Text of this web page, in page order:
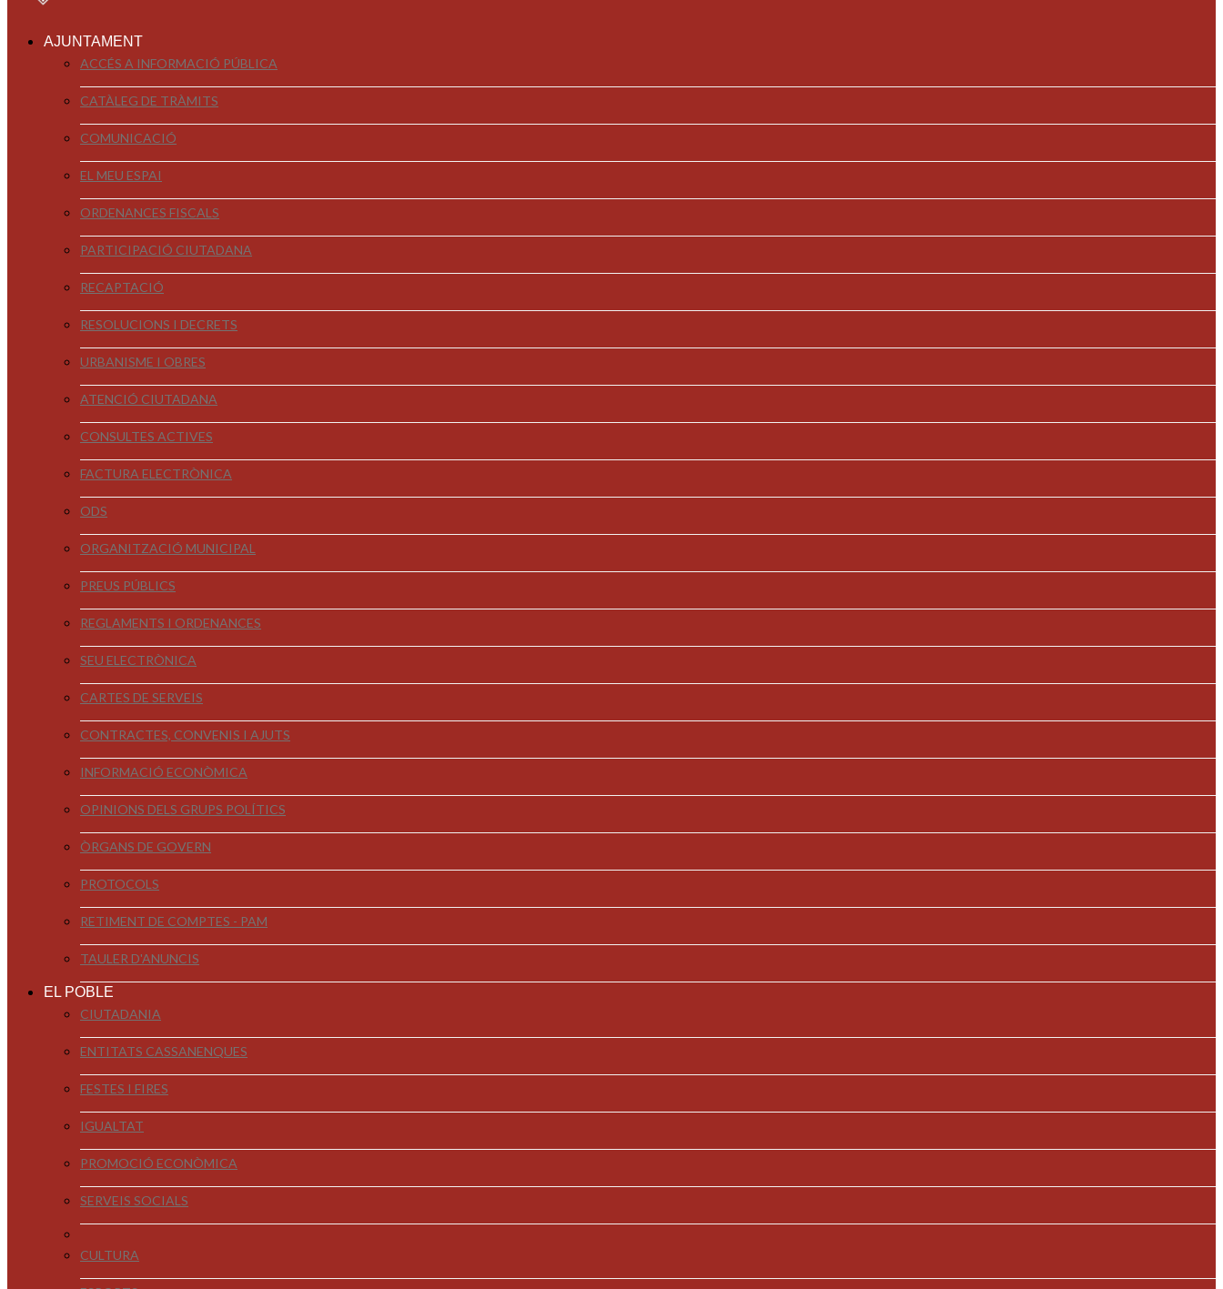
AJUNTAMENT
ACCÉS A INFORMACIÓ PÚBLICA
CATÀLEG DE TRÀMITS
COMUNICACIÓ
EL MEU ESPAI
ORDENANCES FISCALS
PARTICIPACIÓ CIUTADANA
RECAPTACIÓ
RESOLUCIONS I DECRETS
URBANISME I OBRES
ATENCIÓ CIUTADANA
CONSULTES ACTIVES
FACTURA ELECTRÒNICA
ODS
ORGANITZACIÓ MUNICIPAL
PREUS PÚBLICS
REGLAMENTS I ORDENANCES
SEU ELECTRÒNICA
CARTES DE SERVEIS
CONTRACTES, CONVENIS I AJUTS
INFORMACIÓ ECONÒMICA
OPINIONS DELS GRUPS POLÍTICS
ÒRGANS DE GOVERN
PROTOCOLS
RETIMENT DE COMPTES - PAM
TAULER D'ANUNCIS
EL POBLE
CIUTADANIA
ENTITATS CASSANENQUES
FESTES I FIRES
IGUALTAT
PROMOCIÓ ECONÒMICA
SERVEIS SOCIALS
CULTURA